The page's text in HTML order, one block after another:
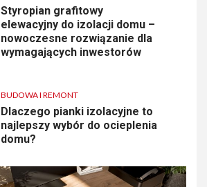
Styropian grafitowy
elewacyjny do izolacji domu –
nowoczesne rozwiązanie dla
wymagających inwestorów
BUDOWA I REMONT
Dlaczego pianki izolacyjne to
najlepszy wybór do ocieplenia
domu?